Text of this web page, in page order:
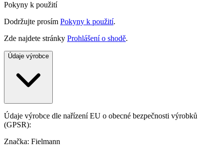
Pokyny k použití
Dodržujte prosím Pokyny k použití.
Zde najdete stránky Prohlášení o shodě.
Údaje výrobce
Údaje výrobce dle nařízení EU o obecné bezpečnosti výrobků
(GPSR):
Značka: Fielmann